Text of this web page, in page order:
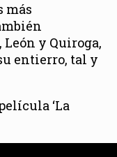
más
y Quiroga,
entierro, tal y
‘La